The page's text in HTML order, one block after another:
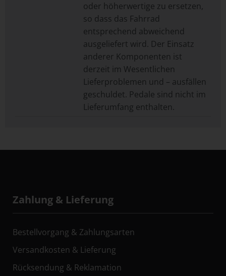
oder höherwertige zu ersetzen,
so dass das Fahrrad
entsprechend abweichend
ausgeliefert wird. Der Einsatz
anderer Komponenten ist
derzeit im Wesentlichen
Lieferproblemen und – ausfällen
geschuldet. Pedale sind nicht im
Lieferumfang enthalten.
Zahlung & Lieferung
Bestellvorgang & Zahlungsarten
Versandkosten & Lieferung
Rücksendung & Reklamation